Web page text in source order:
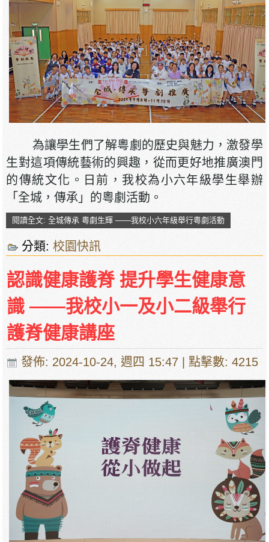
為讓學生們了解粵劇的歷史與魅力，激發學
生對這項傳統藝術的興趣，從而更好地推廣澳門
的傳統文化。日前，我校為小六年級學生舉辦
「全城，傳承」的粵劇活動。
閱讀全文: 全城傳承 粵劇生輝 ——我校小六年級舉行粵劇活動
分類:校園快訊
認識健康護脊 提升學生健康意
識 ——我校小一及小二級舉行
護脊健康講座
發佈: 2024-10-24, 週四 15:47 | 點擊數: 4215